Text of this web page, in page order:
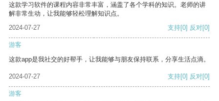
这款学习软件的课程内容非常丰富，涵盖了各个学科的知识。老师的讲
解非常生动，让我能够轻松理解知识点。
2024-07-27
支持[0] 反对[0]
游客
这款app是我社交的好帮手，让我能够与朋友保持联系，分享生活点滴。
2024-07-27 支持[0] 反对[0]
游客